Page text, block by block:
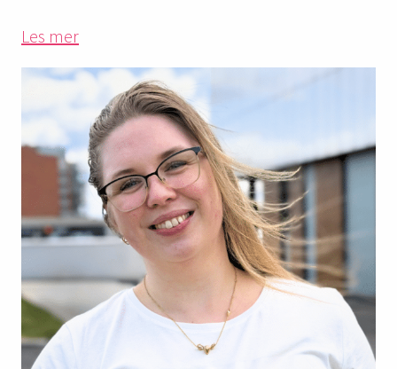
Les mer